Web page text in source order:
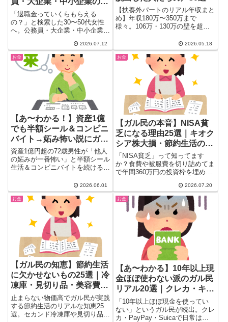
アルな金額差
「退職金っていくらもらえる
の？」と検索した30〜50代女性
へ。公務員・大企業・中小企業・
人が明かしたリアルな金額と体験
談を一挙紹介。早期退職のメリッ
トと悩み、iDeCoで自分年金を作
る工夫まで、本音がぎっしり詰ま
ったまとめです。
2026.07.12
【扶養外パートのリアル年収まと
め】年収180万〜350万まで
様々。106万・130万の壁を超え
ルな声を30選でまとめ。働き損
にならないボーダーライン、子育
てとパートの両立、ボーナスあり
パートの条件まで徹底解説。
2026.05.18
お金
【あ〜わかる！】資産1億
でも半額シール＆コンビニ
バイト→妬み怖い説にガル
民大共感｜老後のお金哲学
資産1億円超の72歳男性が「他人
の妬みが一番怖い」と半額シール
生活＆コンビニバイトを続ける理
隠す知恵・闇バイト強盗対策・老
人ホーム費用のシビアな現実ま
で、30〜50代女性が知りたいお
金のリアルを20のコメントで掘
り下げます。
2026.06.01
お金
【ガル民の本音】NISA貧
乏になる理由25選｜キオク
シア株大損・節約生活のリ
アル
「NISA貧乏」って知ってます
か？食費や被服費を切り詰めてま
で年間360万円の投資枠を埋める
など、ガル民たちのリアルな体験
談と賛否両論の本音を25選にま
とめました。無理な節約のリスク
や、賢いNISA活用法・インデッ
クス投資のコツまで詳しく紹介し
2026.07.20
お金
【ガル民の知恵】節約生活
に欠かせないもの25選｜冷
凍庫・見切り品・美容費ま
で本音のリアル
止まらない物価高でガル民が実践
する節約生活のリアルな知恵25
選。セカンド冷凍庫や見切り品活
お金
【あ〜わかる】10年以上現
金ほぼ使わない派のガル民
リアル20選｜クレカ・キャ
ッシュレス生活の本音
「10年以上ほぼ現金を使ってい
ない」というガル民が続出。クレ
カ・PayPay・Suicaで日常はほ